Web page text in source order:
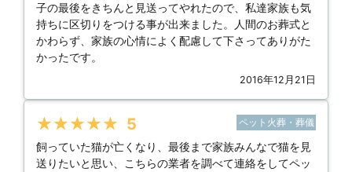
子の最後をきちんと見送ってやれたので、私達家族も気
持ちに区切りをつける事が出来ました。人間のお葬式と
かわらず、家族の心情によく配慮して下さってありがた
かったです。
2016年12月21日
★★★★★ 5 ペット火葬・葬儀
飼っていた猫が亡くなり、最後まで家族みんなで猫を見
送りたいと思い、こちらの業者を調べて連絡をしてペッ